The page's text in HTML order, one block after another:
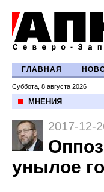
ГЛАВНАЯ
Суббота, 8 августа 2026
МНЕНИЯ
2017-12-
унылое